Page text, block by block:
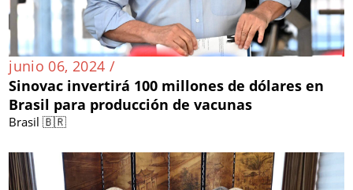
junio 06, 2024 /
Sinovac invertirá 100 millones de dólares en
Brasil para producción de vacunas
Brasil 🇧🇷